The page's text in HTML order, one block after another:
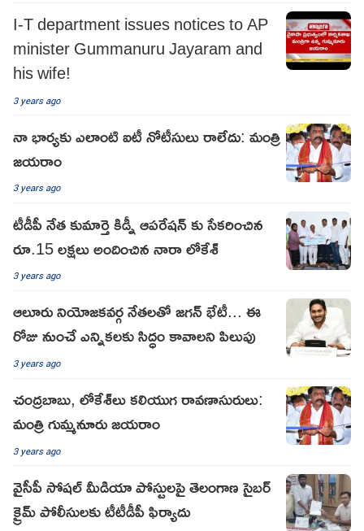
I-T department issues notices to AP
minister Gummanuru Jayaram and
his wife!
3 years ago
నా భార్యకు ఎలాంటి ఐటీ నోటీసులు రాలేదు: మంత్రి
జయరాం
3 years ago
టీడీపీ నేత కుమార్తె కిడ్నీ ఆపరేషన్ కు సేకరించిన
రూ.15 లక్షలు అందించిన నారా లోకేశ్
3 years ago
ఆలూరు నియోజ‌కవ‌ర్గ నేత‌ల‌తో జ‌గ‌న్ భేటీ... ఈ
రోజు నుంచే ఎన్నిక‌ల‌కు సిద్ధం కావాల‌ని పిలుపు
3 years ago
చంద్ర‌బాబు, లోకేశ్‌లు క‌లియుగ రావణాసురులు:
మంత్రి గుమ్మ‌నూరు జ‌య‌రాం
3 years ago
వైసీపీ సోష‌ల్ మీడియా పోస్టుల‌పై తెలంగాణ సైబ‌ర్
క్రైమ్ పోలీసుల‌కు టీటీడీపీ ఫిర్యాదు